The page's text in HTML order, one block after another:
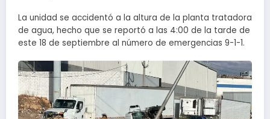
La unidad se accidentó a la altura de la planta tratadora
de agua, hecho que se reportó a las 4:00 de la tarde de
este 18 de septiembre al número de emergencias 9-1-1.